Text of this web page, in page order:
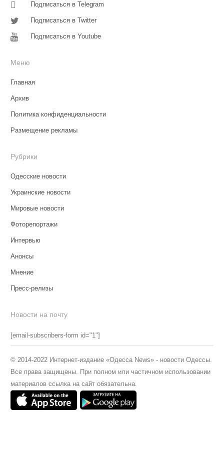
Подписаться в Telegram
Подписаться в Twitter
Подписаться в Youtube
Меню
Главная
Архив
Политика конфиденциальности
Размещение рекламы
Рубрики
Одесские новости
Украинские новости
Мировые новости
Фоторепортажи
Интервью
Анонсы
Мнение
Пресс-релизы
Новости на почту
[email-subscribers-form id="1"]
© 2014-2022 Интернет-издание «Одесса News» - новости Одессы.
Все права защищены. При полном или частичном использовании
материалов ссылка на сайт обязательна.